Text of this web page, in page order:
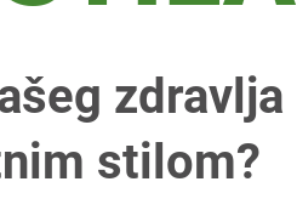
zdravlja
stilom?